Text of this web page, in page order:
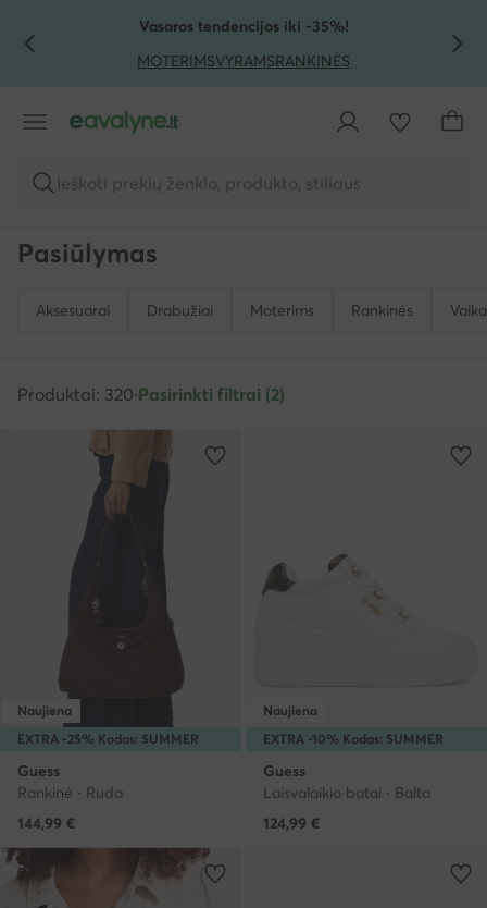
PEREITI PRIE PAGRINDINIO TURINIO
PEREITI Į PAIEŠKĄVasaros tendencijos iki -35%!
MOTERIMSVYRAMSRANKINĖS
Ieškoti prekių ženklo, produkto, stiliaus
Pasiūlymas
Aksesuarai Drabužiai Moterims Rankinės
Produktai: 320·Pasirinkti filtrai (2)
EXTRA -25% Kodas: SUMMER
Naujiena
Guess
Rankinė · Ruda
144,99 €
EXTRA -10% Kodas: SUMMER
Naujiena
Guess
Laisvalaikio batai · Balta
124,99 €